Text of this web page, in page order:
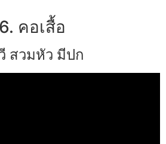
6. คอเสื้อ
สวมหัว มีปก